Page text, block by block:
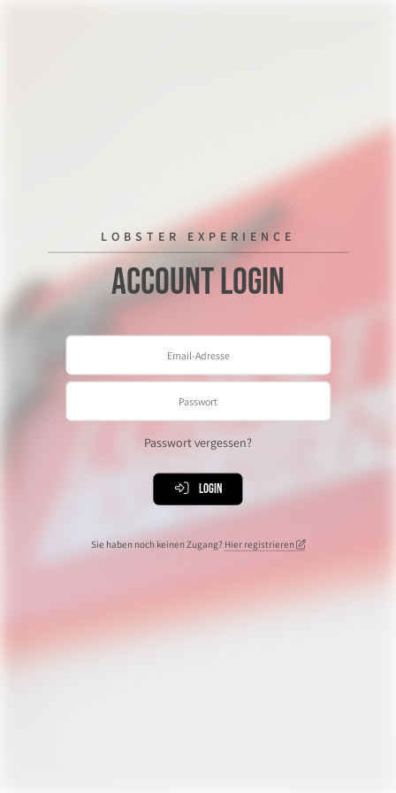
LOBSTER EXPERIENCE
Account Login
Passwort vergessen?
Login
Sie haben noch keinen Zugang? Hier registrieren